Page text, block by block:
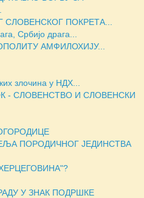
ПОКРЕТА...
Србијо драга...
АМФИЛОХИЈУ...
злочина у НДХ...
- СЛОВЕНСТВО И СЛОВЕНСКИ
ПОРОДИЧНОГ ЈЕДИНСТВА
У ЗНАК ПОДРШКЕ